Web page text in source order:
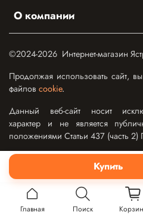
Купить
О компании
©2024-2026 Интернет-магазин
Продолжая использовать сайт,
файлов cookie.
Данный веб-сайт носит
характер и не является
положениями Статьи 437 (часть 2)
Главная Поиск